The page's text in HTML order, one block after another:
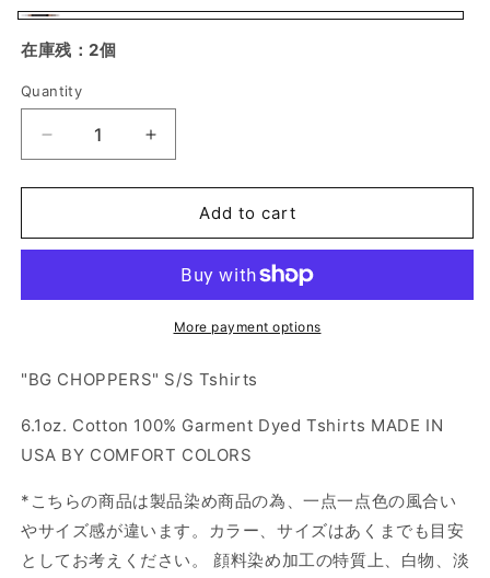
ッ
パ
在庫残：2個
Quantity
Quantity
Decrease
quantity
for
Choppers&quot;
-
White
Increase
quantity
for
&quot;BG
Choppers&quot;
Tshirts
-
Pepper
White
Add to cart
More payment options
"BG CHOPPERS" S/S Tshirts
6.1oz. Cotton 100% Garment Dyed Tshirts MADE IN
USA BY COMFORT COLORS
*こちらの商品は製品染め商品の為、一点一点色の風合い
やサイズ感が違います。カラー、サイズはあくまでも目安
としてお考えください。 顔料染め加工の特質上、白物、淡